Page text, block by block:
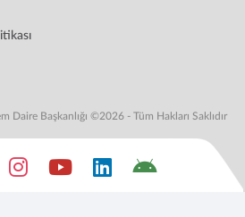
Daire Başkanlığı ©2026 - Tüm Hakları Saklıdır